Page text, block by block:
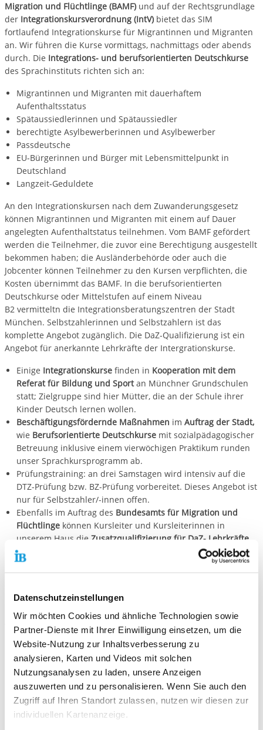
Datenschutzeinstellungen
Wir möchten Cookies und ähnliche Technologien sowie
Partner-Dienste mit Ihrer Einwilligung einsetzen, um die
Website-Nutzung zur Inhaltsverbesserung zu
analysieren, Karten und Videos mit solchen
Nutzungsanalysen zu laden, unsere Anzeigen
auszuwerten und zu personalisieren. Wenn Sie auch den
Zugriff auf Ihren Standort zulassen, nutzen wir diesen zur
individuellen Kartenanzeige.
Migration und Flüchtlinge (BAMF)und auf der Rechtsgrundlage
der Integrationskursverordnung (IntV)bietet das SIM
fortlaufend Integrationskurse für Migrantinnen und Migranten
an. Wir führen die Kurse vormittags, nachmittags oder abends
durch. Die Integrations- und berufsorientierten Deutschkurse
des Sprachinstituts richten sich an:
Migrantinnen und Migranten mit dauerhaftem
Aufenthaltsstatus
Spätaussiedlerinnen und Spätaussiedler
berechtigte Asylbewerberinnen und Asylbewerber
Passdeutsche
EU-Bürgerinnen und Bürger mit Lebensmittelpunkt in
Deutschland
Langzeit-Geduldete
An den Integrationskursen nach dem Zuwanderungsgesetz
können Migrantinnen und Migranten mit einem auf Dauer
angelegten Aufenthaltstatus teilnehmen. Vom BAMF gefördert
werden die Teilnehmer, die zuvor eine Berechtigung ausgestellt
bekommen haben; die Ausländerbehörde oder auch die
Jobcenter können Teilnehmer zu den Kursen verpflichten, die
Kosten übernimmt das BAMF. In die berufsorientierten
Deutschkurse oder Mittelstufen auf einem Niveau
B2 vermitteltn die Integrationsberatungszentren der Stadt
München. Selbstzahlerinnen und Selbstzahlern ist das
komplette Angebot zugänglich. Die DaZ-Qualifizierung ist ein
Angebot für anerkannte Lehrkräfte der Intergrationskurse.
Einige Integrationskursefinden in Kooperation mit dem
Referat für Bildung und Sportan Münchner Grundschulen
statt; Zielgruppe sind hier Mütter, die an der Schule ihrer
Kinder Deutsch lernen wollen.
Beschäftigungsfördernde Maßnahmen im Auftrag der Stadt,
wie Berufsorientierte Deutschkursemit sozialpädagogischer
Betreuung inklusive einem vierwöchigen Praktikum runden
unser Sprachkursprogramm ab.
Prüfungstraining: an drei Samstagen wird intensiv auf die
DTZ-Prüfung bzw. BZ-Prüfung vorbereitet. Dieses Angebot ist
nur für Selbstzahler/-innen offen.
Ebenfalls im Auftrag des Bundesamts für Migration und
Flüchtlingekönnen Kursleiter und Kursleiterinnen in
unserem Haus die Zusatzqualifizierung für DaZ- Lehrkräfte
absolvieren und das entsprechende Zertifikat für die
Zulassung als anerkannte Lehrkraft in Integrationskursen
erwerben.
Die Kursteilnehmerinnen und Kursteilnehmer werden mit der
Sprache und den Lebensverhältnissen in Deutschland so
vertraut gemacht, dass sie im täglichen Leben selbstständig
handeln können. Im Mittelpunkt der Maßnahmen des
Sprachinstituts steht der Spracherwerb. Wir arbeiten nach dem
Rahmencurriculum des Bundesamts und orientieren uns an
den individuellen Bedürfnissen der Lernenden. Die Lehrkräfte
arbeiten im Team, jeweils zwei Kollegeninnen bzw. Kollegen
sind in einem Kurs eingesetzt. Diese Praxis sichert ein hohes
Maß an Nachhaltigkeit, da unterschiedliche didaktische